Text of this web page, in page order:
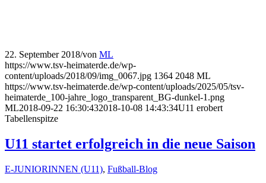
22. September 2018/von ML
https://www.tsv-heimaterde.de/wp-
content/uploads/2018/09/img_0067.jpg 1364 2048 ML
https://www.tsv-heimaterde.de/wp-content/uploads/2025/05/tsv-
heimaterde_100-jahre_logo_transparent_BG-dunkel-1.png
ML2018-09-22 16:30:432018-10-08 14:43:34U11 erobert
Tabellenspitze
U11 startet erfolgreich in die neue Saison
E-JUNIORINNEN (U11), Fußball-Blog